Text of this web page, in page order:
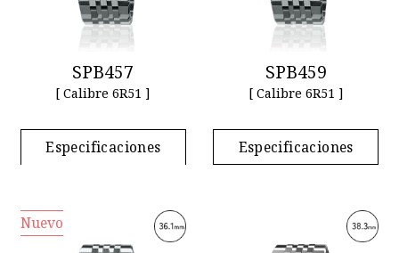
SPB457
[ Calibre 6R51 ]
Especificaciones
SPB459
[ Calibre 6R51 ]
Especificaciones
Nuevo